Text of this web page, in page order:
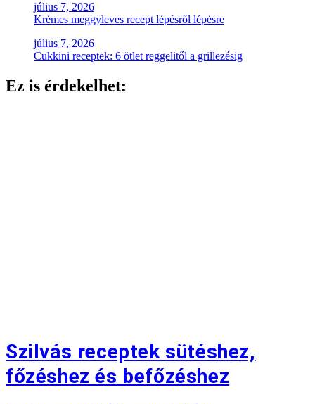
Bejegyzés
navigáció
július 7, 2026
Krémes meggyleves recept lépésről lépésre
július 7, 2026
Cukkini receptek: 6 ötlet reggelitől a grillezésig
Ez is érdekelhet:
Szilvás receptek sütéshez,
főzéshez és befőzéshez